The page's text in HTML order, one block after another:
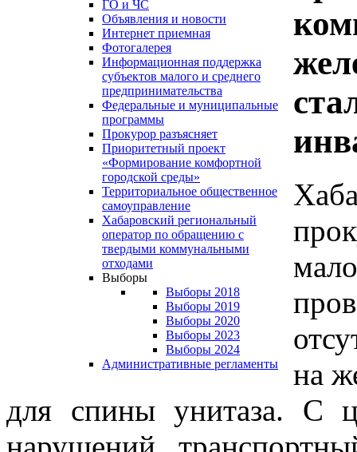
ГО и ЧС
Объявления и новости
Интернет приемная
Фотогалерея
Информационная поддержка
субъектов малого и среднего
предпринимательства
Федеральные и муниципальные
программы
Прокурор разъясняет
Приоритетный проект
«Формирование комфортной
городской среды»
Территориальное общественное
самоуправление
Хабаровский региональный
оператор по обращению с
твердыми коммунальными
отходами
Выборы
Выборы 2018
Выборы 2019
Выборы 2020
Выборы 2023
Выборы 2024
Административные регламенты
на
для спины унитаза. С